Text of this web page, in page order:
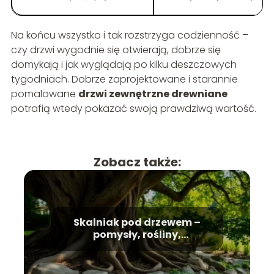
Na końcu wszystko i tak rozstrzyga codzienność –
czy drzwi wygodnie się otwierają, dobrze się
domykają i jak wyglądają po kilku deszczowych
tygodniach. Dobrze zaprojektowane i starannie
pomalowane drzwi zewnętrzne drewniane
potrafią wtedy pokazać swoją prawdziwą wartość.
Zobacz także:
Skalniak pod drzewem –
pomysły, rośliny,
pielęgnacja